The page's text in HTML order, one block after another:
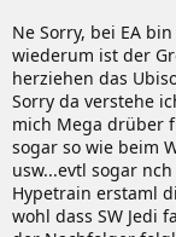
Ne Sorry, bei EA
wiederum ist der
herziehen das
Sorry da verstehe
mich Mega drüber
sogar so wie beim
usw...evtl sogar
Hypetrain erstaml
wohl dass SW Jedi